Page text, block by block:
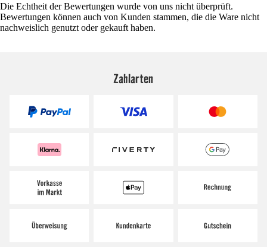
Die Echtheit der Bewertungen wurde von uns nicht überprüft.
Bewertungen können auch von Kunden stammen, die die Ware nicht
nachweislich genutzt oder gekauft haben.
Zahlarten